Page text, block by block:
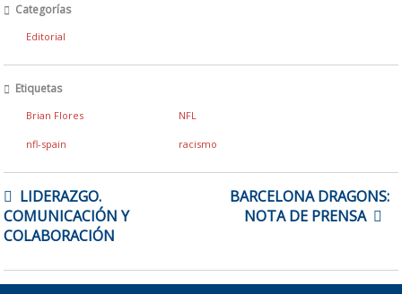
Categorías
Editorial
Etiquetas
Brian Flores NFL
nfl-spain racismo
DE
ENTRADAS
LIDERAZGO.
COMUNICACIÓN Y
COLABORACIÓN
BARCELONA DRAGONS:
NOTA DE PRENSA